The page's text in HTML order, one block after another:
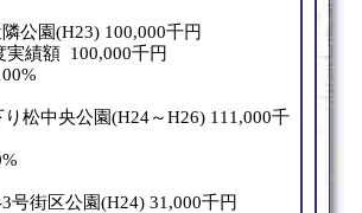
公園(H23) 100,000千円
実績額 100,000千円
松中央公園(H24～H26) 111,000千
号街区公園(H24) 31,000千円